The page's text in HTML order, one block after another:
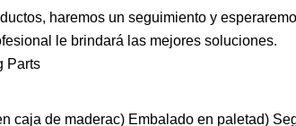
haremos un seguimiento y
le brindará las mejores soluciones.
caja de maderac) Embalado en paletad)